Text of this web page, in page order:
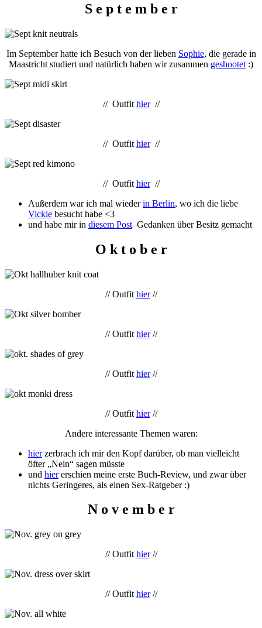
S e p t e m b e r
Im September hatte ich Besuch von der lieben Sophie, die gerade in
Maastricht studiert und natürlich haben wir zusammen geshootet :)
// Outfit hier//
// Outfit hier//
// Outfit hier//
Außerdem war ich mal wiederin Berlin, wo ich die liebe
Vickie besucht habe <3
und habe mir in diesem Post Gedanken über Besitz gemacht
O k t o b e r
// Outfit hier//
// Outfit hier//
// Outfit hier//
// Outfit hier//
Andere interessante Themen waren:
hierzerbrach ich mir den Kopf darüber, ob man vielleicht
öfter „Nein“ sagen müsste
und hiererschien meine erste Buch-Review, und zwar über
nichts Geringeres, als einen Sex-Ratgeber :)
N o v e m b e r
// Outfit hier//
// Outfit hier//